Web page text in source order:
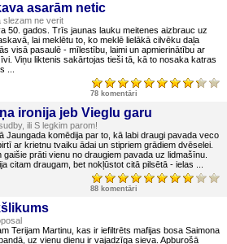
asarām netic
slezam ne verit
50. gados. Trīs jaunas lauku meitenes aizbrauc uz
lai meklētu to, ko meklē lielākā cilvēku daļa
visā pasaulē - mīlestību, laimi un apmierinātību ar
Viņu liktenis sakārtojas tieši tā, kā to nosaka katras
...
78 komentāri
ironija jeb Vieglu garu
ili S legkim parom!
Jaungada komēdija par to, kā labi draugi pavada veco
ar krietnu tvaiku ādai un stipriem grādiem dvēselei.
gaišie prāti vienu no draugiem pavada uz lidmašīnu.
citam draugam, bet nokļūstot citā pilsētā - ielas ...
88 komentāri
Terijam Martinu, kas ir iefiltrēts mafijas bosa Saimona
uz vienu dienu ir vajadzīga sieva. Apburošā